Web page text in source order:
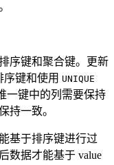
序键和聚合键。更新
序键和使用 UNIQUE
一键中的列需要保持
持一致。
基于排序键进行过
数据才能基于 value